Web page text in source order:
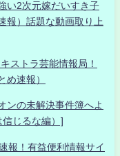
い2次元嫁だいすき子
報）話題な動画取り上
ストラ芸能情報局！
め速報）
ンの未解決事件簿へよ
じるな編）]
！有益便利情報サイ